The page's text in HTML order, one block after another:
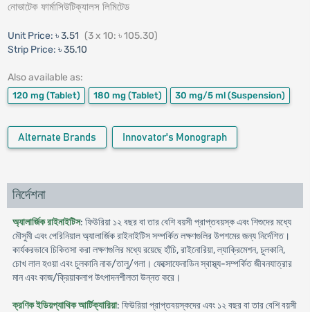
নোভাটেক ফার্মাসিউটিক্যালস লিমিটেড
Unit Price: ৳ 3.51 (3 x 10: ৳ 105.30)
Strip Price: ৳ 35.10
Also available as:
120 mg (Tablet) 180 mg (Tablet) 30 mg/5 ml (Suspension)
Alternate Brands Innovator's Monograph
নির্দেশনা
অ্যালার্জিক রাইনাইটিস: ফিউরিয়া ১২ বছর বা তার বেশি বয়সী প্রাপ্তবয়স্ক এবং শিশুদের মধ্যে
মৌসুমী এবং পেরিনিয়াল অ্যালার্জিক রাইনাইটিস সম্পর্কিত লক্ষণগুলির উপশমের জন্য নির্দেশিত।
কার্যকরভাবে চিকিতসা করা লক্ষণগুলির মধ্যে রয়েছে হাঁচি, রাইনোরিয়া, ল্যাক্রিমেশন, চুলকানি,
চোখ লাল হওয়া এবং চুলকানি নাক/তালু/গলা। ফেক্সোফেনাডিন স্বাস্থ্য-সম্পর্কিত জীবনযাত্রার
মান এবং কাজ/ক্রিয়াকলাপ উৎপাদনশীলতা উন্নত করে।
ক্রণিক ইডিয়প্যাথিক আর্টিক্যারিয়া: ফিউরিয়া প্রাপ্তবয়স্কদের এবং ১২ বছর বা তার বেশি বয়সী